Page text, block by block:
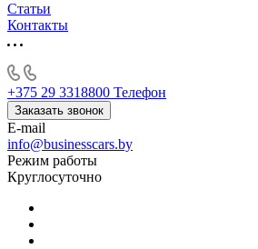
Статьи
Контакты
+375 29 3318800 Телефон
Заказать звонок
E-mail
info@businesscars.by
Режим работы
Круглосуточно